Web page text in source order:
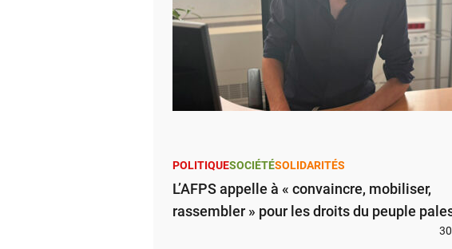
POLITIQUESOCIÉTÉSOLIDARITÉS
L’AFPS appelle à « convaincre, mobiliser,
rassembler » pour les droits du peuple